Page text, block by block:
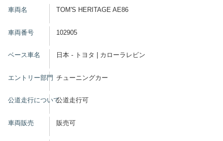
車両名 TOM'S HERITAGE AE86
車両番号 102905
ベース車名 日本 - トヨタ | カローラレビン
エントリー部門 チューニングカー
公道走行について公道走行可
車両販売 販売可